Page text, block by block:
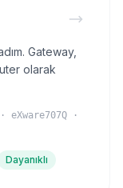
Gateway,
olarak
eXware707Q ·
Dayanıklı